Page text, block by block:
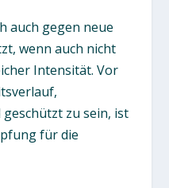
auch gegen neue
wenn auch nicht
Intensität. Vor
zu sein, ist
für die